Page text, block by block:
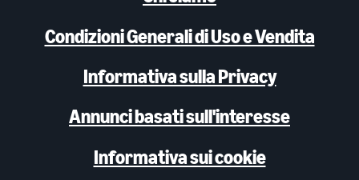
Condizioni Generali di Uso e Vendita
Informativa sulla Privacy
Annunci basati sull'interesse
Informativa sui cookie